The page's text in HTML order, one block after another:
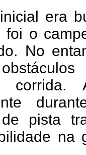
era
foi o
No
corrida.
pista
na